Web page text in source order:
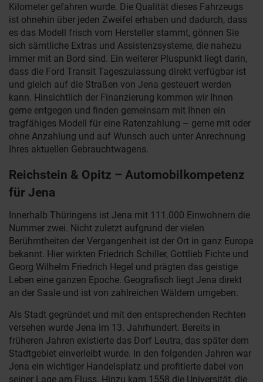
Kilometer gefahren wurde. Die Qualität dieses Fahrzeugs
ist ohnehin über jeden Zweifel erhaben und dadurch, dass
es das Modell frisch vom Hersteller stammt, gönnen Sie
sich sämtliche Extras und Assistenzsysteme, die nahezu
immer mit an Bord sind. Ein weiterer Pluspunkt liegt darin,
dass die Ford Transit Tageszulassung direkt verfügbar ist
und gleich auf die Straßen von Jena gesteuert werden
kann. Hinsichtlich der Finanzierung kommen wir Ihnen
gerne entgegen und finden gemeinsam mit Ihnen ein
tragfähiges Modell für eine Ratenzahlung – gerne mit oder
ohne Anzahlung und auf Wunsch auch unter Anrechnung
Ihres aktuellen Gebrauchtwagens.
Reichstein & Opitz – Automobilkompetenz
für Jena
Innerhalb Thüringens ist Jena mit 111.000 Einwohnern die
Nummer zwei. Nicht zuletzt aufgrund der vielen
Berühmtheiten der Vergangenheit ist der Ort in ganz Europa
bekannt. Hier wirkten Friedrich Schiller, Gottlieb Fichte und
Georg Wilhelm Friedrich Hegel und prägten das geistige
Leben eine ganzen Epoche. Geografisch liegt Jena direkt
an der Saale und ist von zahlreichen Wäldern umgeben.
Als Stadt gegründet und mit den entsprechenden Rechten
versehen wurde Jena im 13. Jahrhundert. Bereits in
früheren Jahren existierte das Dorf Leutra, das später dem
Stadtgebiet einverleibt wurde. In den folgenden Jahren war
Jena ein wichtiger Handelsplatz und profitierte dabei von
seiner Lage am Fluss. Hinzu kam 1558 die Universität, die